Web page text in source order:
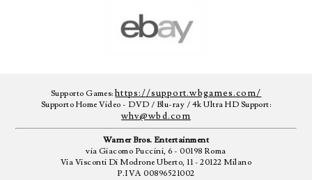
Supporto Games:https://support.wbgames.com/
Supporto Home Video - DVD / Blu-ray / 4k Ultra HD Support:
whv@wbd.com
Warner Bros. Entertainment
via Giacomo Puccini, 6 - 00198 Roma
Via Visconti Di Modrone Uberto, 11 - 20122 Milano
P.IVA 00896521002